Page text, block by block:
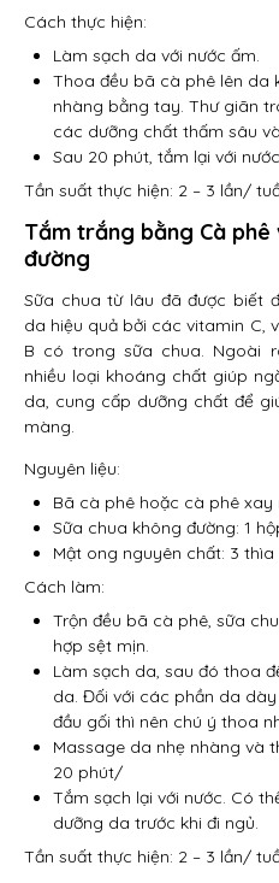
Cách thực hiện:
Làm sạch da với nước ấm.
Thoa đều bã cà phê lên da
nhàng bằng tay. Thư giãn
các dưỡng chất thấm sâu
Sau 20 phút, tắm lại với
Tần suất thực hiện: 2 – 3 lần/
Tắm trắng bằng Cà phê
đường
Sữa chua từ lâu đã được biết
da hiệu quả bởi các vitamin C,
B có trong sữa chua. Ngoài
nhiều loại khoáng chất giúp
da, cung cấp dưỡng chất để
màng.
Nguyên liệu:
Bã cà phê hoặc cà phê xay
Sữa chua không đường: 1
Mật ong nguyên chất: 3 thìa
Cách làm:
Trộn đều bã cà phê, sữa
hợp sệt mịn.
Làm sạch da, sau đó thoa
da. Đối với các phần da
đầu gối thì nên chú ý thoa
Massage da nhẹ nhàng và
20 phút/
Tắm sạch lại với nước. Có
dưỡng da trước khi đi ngủ.
Tần suất thực hiện: 2 – 3 lần/